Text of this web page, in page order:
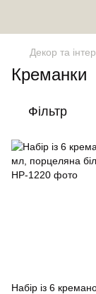
Декор та
Креманки
Фільтр
Набір із 6